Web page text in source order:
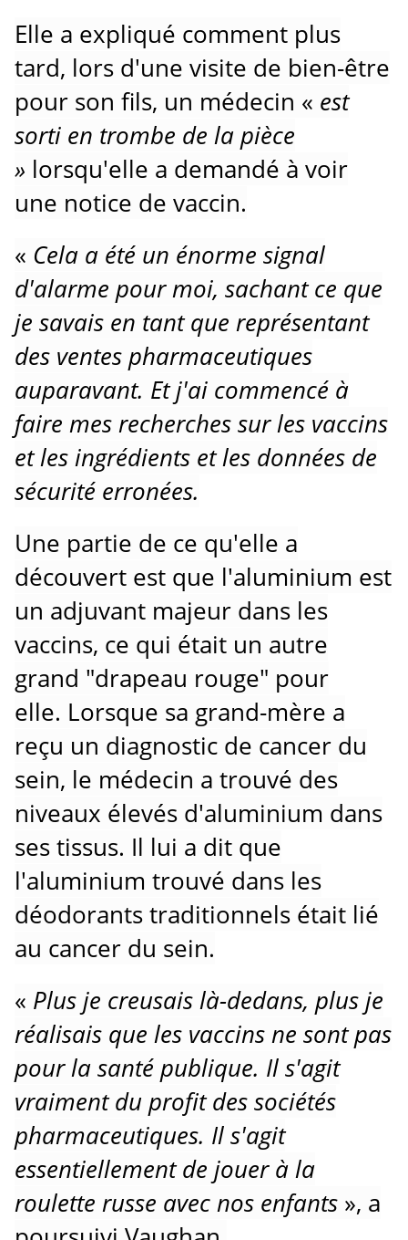
Elle a expliqué comment plus
tard, lors d'une visite de bien-être
pour son fils, un médecin « est
sorti en trombe de la pièce
» lorsqu'elle a demandé à voir
une notice de vaccin.
« Cela a été un énorme signal
d'alarme pour moi, sachant ce que
je savais en tant que représentant
des ventes pharmaceutiques
auparavant. Et j'ai commencé à
faire mes recherches sur les vaccins
et les ingrédients et les données de
sécurité erronées.
Une partie de ce qu'elle a
découvert est que l'aluminium est
un adjuvant majeur dans les
vaccins, ce qui était un autre
grand "drapeau rouge" pour
elle. Lorsque sa grand-mère a
reçu un diagnostic de cancer du
sein, le médecin a trouvé des
niveaux élevés d'aluminium dans
ses tissus. Il lui a dit que
l'aluminium trouvé dans les
déodorants traditionnels était lié
au cancer du sein.
« Plus je creusais là-dedans, plus je
réalisais que les vaccins ne sont pas
pour la santé publique. Il s'agit
vraiment du profit des sociétés
pharmaceutiques. Il s'agit
essentiellement de jouer à la
roulette russe avec nos enfants », a